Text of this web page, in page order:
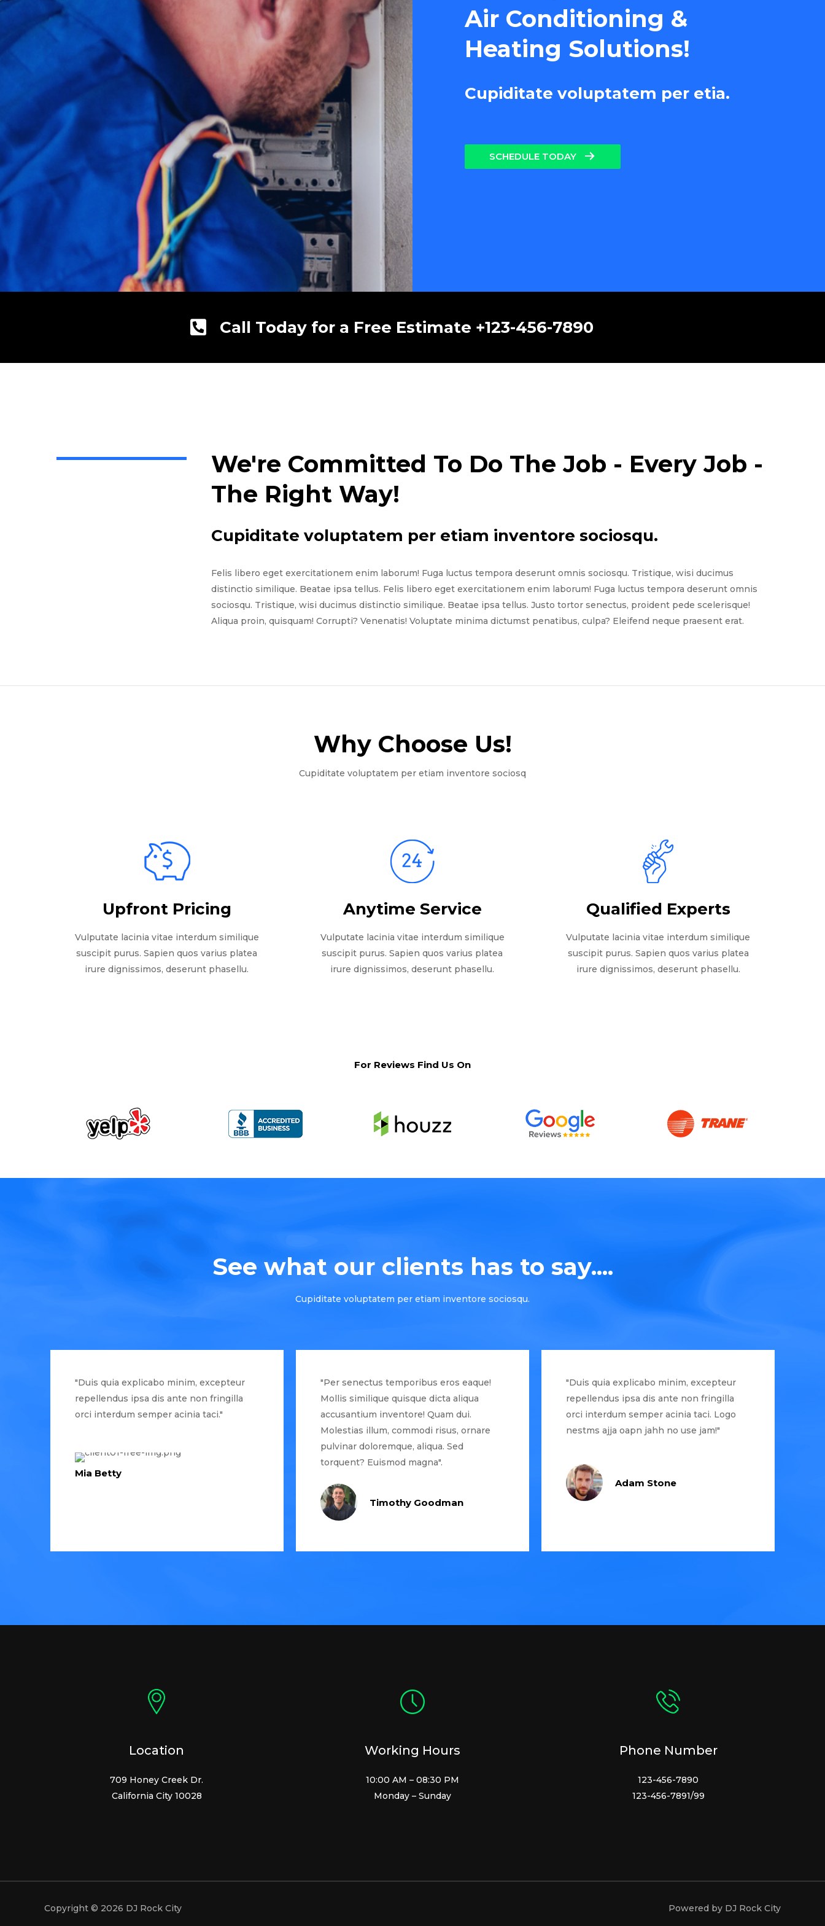
Air Conditioning &
Heating Solutions!
Cupiditate voluptatem per etia.
SCHEDULE TODAY
Call Today for a Free Estimate +123-456-7890
We're Committed To Do The Job - Every Job -
The Right Way!
Cupiditate voluptatem per etiam inventore sociosqu.
Felis libero eget exercitationem enim laborum! Fuga luctus tempora deserunt omnis sociosqu. Tristique, wisi ducimus
distinctio similique. Beatae ipsa tellus. Felis libero eget exercitationem enim laborum! Fuga luctus tempora deserunt omnis
sociosqu. Tristique, wisi ducimus distinctio similique. Beatae ipsa tellus. Justo tortor senectus, proident pede scelerisque!
Aliqua proin, quisquam! Corrupti? Venenatis! Voluptate minima dictumst penatibus, culpa? Eleifend neque praesent erat.
Why Choose Us!​
Cupiditate voluptatem per etiam inventore sociosq
Upfront Pricing
Vulputate lacinia vitae interdum similique
suscipit purus. Sapien quos varius platea
irure dignissimos, deserunt phasellu.
Anytime Service
Vulputate lacinia vitae interdum similique
suscipit purus. Sapien quos varius platea
irure dignissimos, deserunt phasellu.
Qualified Experts
Vulputate lacinia vitae interdum similique
suscipit purus. Sapien quos varius platea
irure dignissimos, deserunt phasellu.
For Reviews Find Us On
See what our clients has to say....
Cupiditate voluptatem per etiam inventore sociosqu.
"Duis quia explicabo minim, excepteur
repellendus ipsa dis ante non fringilla
orci interdum semper acinia taci."
Mia Betty
"Per senectus temporibus eros eaque!
Mollis similique quisque dicta aliqua
accusantium inventore! Quam dui.
Molestias illum, commodi risus, ornare
pulvinar doloremque, aliqua. Sed
torquent? Euismod magna".
Timothy Goodman
"Duis quia explicabo minim, excepteur
repellendus ipsa dis ante non fringilla
orci interdum semper acinia taci. Logo
nestms ajja oapn jahh no use jam!"
Adam Stone
Location
709 Honey Creek Dr.
California City 10028
Working Hours
10:00 AM – 08:30 PM
Monday – Sunday
Phone Number
123-456-7890
123-456-7891/99
Copyright © 2026 DJ Rock City Powered by DJ Rock City